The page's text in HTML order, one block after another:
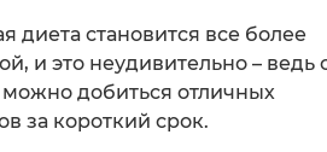
диета становится все более
и это неудивительно – ведь
добиться отличных
за короткий срок.